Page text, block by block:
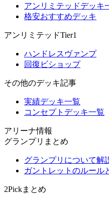
アンリミテッドデッキ
格安おすすめデッキ
アンリミテッドTier1
ハンドレスヴァンプ
回復ビショップ
その他のデッキ記事
実績デッキ一覧
コンセプトデッキ一覧
アリーナ情報
グランプリまとめ
グランプリについて解
ガントレットのルール
2Pickまとめ